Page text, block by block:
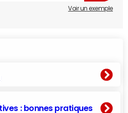
Voir un exemple
: bonnes pratiques